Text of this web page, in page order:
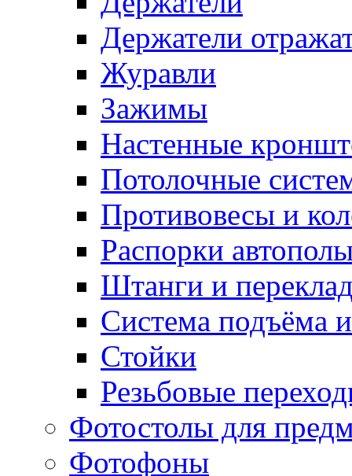
Держатели
Журавли
Зажимы
Настенные
Потолочные
Противовесы и
Распорки
Штанги и
Система подъёма
Стойки
Резьбовые
Фотостолы для
Фотофоны